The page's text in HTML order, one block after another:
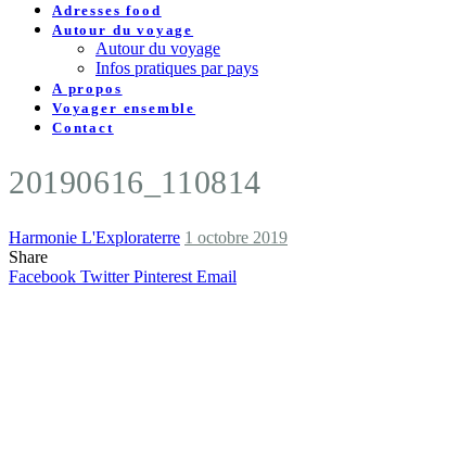
Adresses food
Autour du voyage
Autour du voyage
Infos pratiques par pays
A propos
Voyager ensemble
Contact
20190616_110814
Harmonie L'Exploraterre 1 octobre 2019
Share
Facebook Twitter Pinterest Email